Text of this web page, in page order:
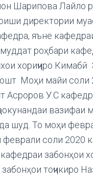
Шарипова Лайло
директории
яъне
роҳбари
хориҷиро Кимабӣ
Моҳи майи
У.С
вазифаи
шуд. То моҳи
соли 2020
забонҳои
тоҷикиро